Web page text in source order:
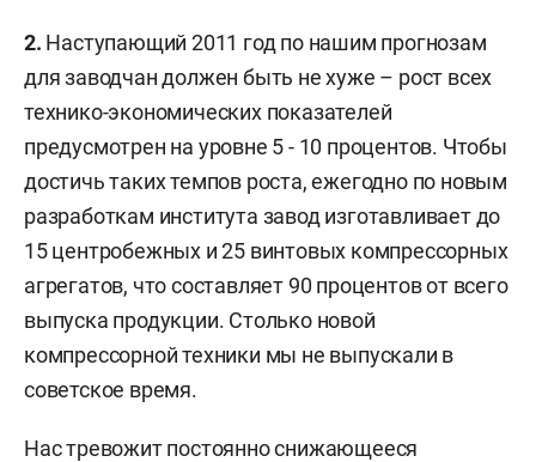
2. Наступающий 2011 год по нашим прогнозам
для заводчан должен быть не хуже – рост всех
технико-экономических показателей
предусмотрен на уровне 5 - 10 процентов. Чтобы
достичь таких темпов роста, ежегодно по новым
разработкам института завод изготавливает до
15 центробежных и 25 винтовых компрессорных
агрегатов, что составляет 90 процентов от всего
выпуска продукции. Столько новой
компрессорной техники мы не выпускали в
советское время.
Нас тревожит постоянно снижающееся